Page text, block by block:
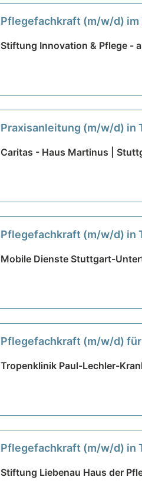
Pflegefachkraft (m/w/d) im
Stiftung Innovation & Pflege -
Praxisanleitung (m/w/d) in
Caritas - Haus Martinus |
Pflegefachkraft (m/w/d) in
Mobile Dienste Stuttgart-
Pflegefachkraft (m/w/d)
Tropenklinik Paul-Lechler-
Pflegefachkraft (m/w/d) in
Stiftung Liebenau Haus der